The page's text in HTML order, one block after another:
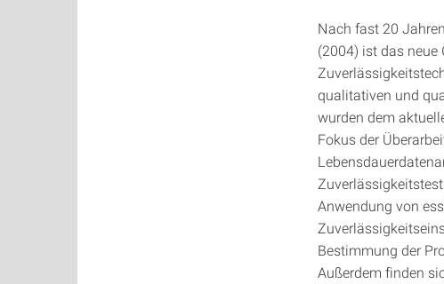
Nach fast 20
(2004) ist das neue
qualitativen und
wurden dem
Fokus der
Anwendung von
Bestimmung der
Außerdem finden